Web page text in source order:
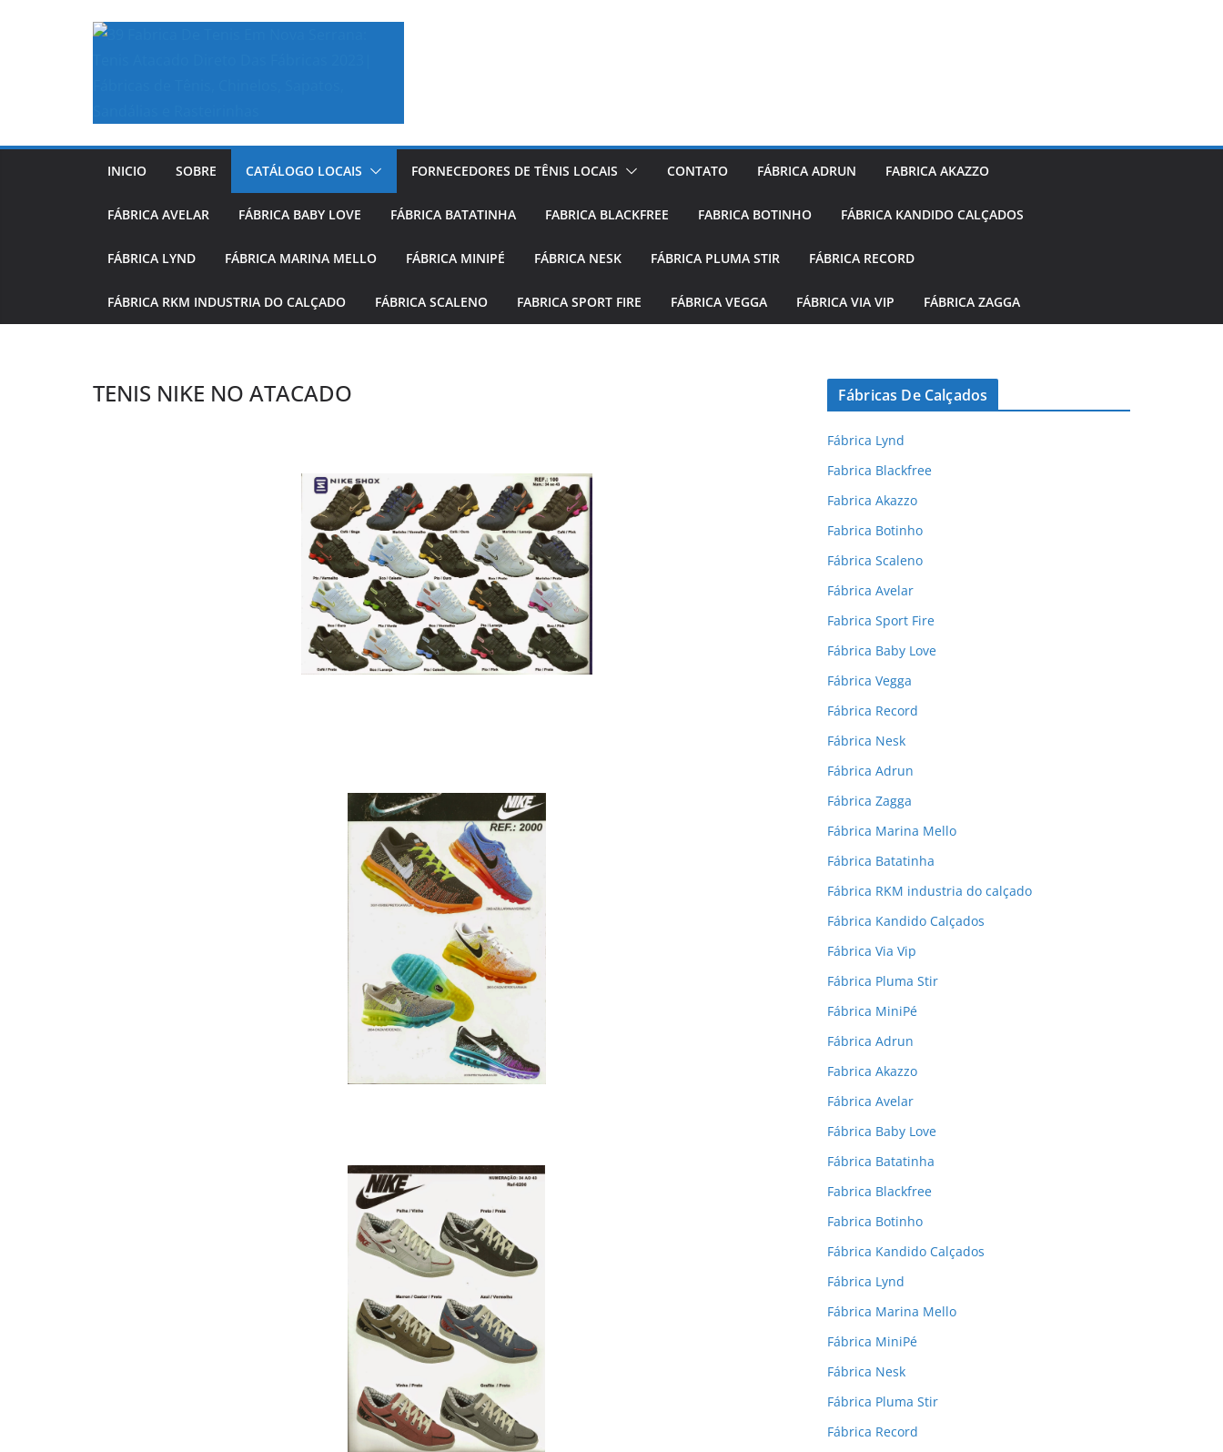
INICIO SOBRE CATÁLOGO LOCAIS FORNECEDORES DE TÊNIS LOCAIS CONTATO FÁBRICA ADRUN FABRICA AKAZZO
FÁBRICA AVELAR FÁBRICA BABY LOVE FÁBRICA BATATINHA FABRICA BLACKFREE FABRICA BOTINHO FÁBRICA KANDIDO CALÇADOS
FÁBRICA LYND FÁBRICA MARINA MELLO FÁBRICA MINIPÉ FÁBRICA NESK FÁBRICA PLUMA STIR FÁBRICA RECORD
FÁBRICA RKM INDUSTRIA DO CALÇADO FÁBRICA SCALENO FABRICA SPORT FIRE FÁBRICA VEGGA FÁBRICA VIA VIP FÁBRICA ZAGGA
TENIS NIKE NO ATACADO Fábricas De Calçados
Fábrica Lynd
Fabrica Blackfree
Fabrica Akazzo
Fabrica Botinho
Fábrica Scaleno
Fábrica Avelar
Fabrica Sport Fire
Fábrica Baby Love
Fábrica Vegga
Fábrica Record
Fábrica Nesk
Fábrica Adrun
Fábrica Zagga
Fábrica Marina Mello
Fábrica Batatinha
Fábrica RKM industria do calçado
Fábrica Kandido Calçados
Fábrica Via Vip
Fábrica Pluma Stir
Fábrica MiniPé
Fábrica Adrun
Fabrica Akazzo
Fábrica Avelar
Fábrica Baby Love
Fábrica Batatinha
Fabrica Blackfree
Fabrica Botinho
Fábrica Kandido Calçados
Fábrica Lynd
Fábrica Marina Mello
Fábrica MiniPé
Fábrica Nesk
Fábrica Pluma Stir
Fábrica Record